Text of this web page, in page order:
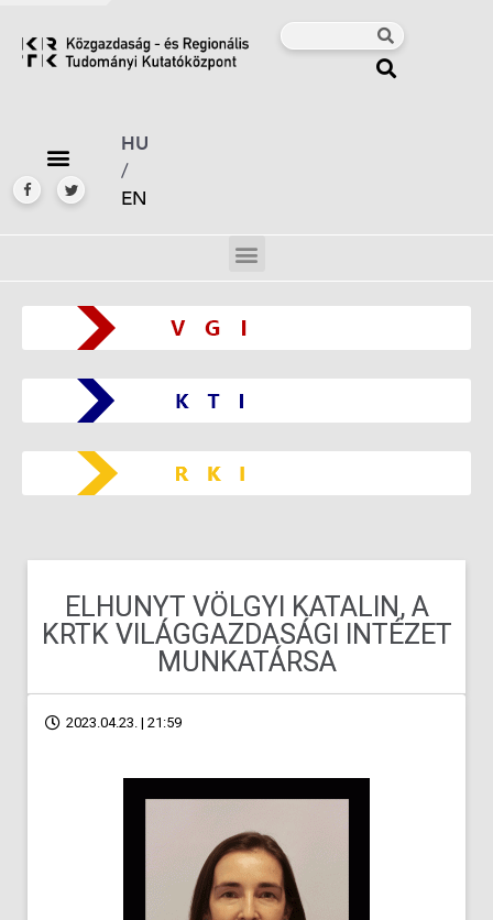
HU
/
EN
ELHUNYT VÖLGYI KATALIN, A
KRTK VILÁGGAZDASÁGI INTÉZET
MUNKATÁRSA
2023.04.23. | 21:59